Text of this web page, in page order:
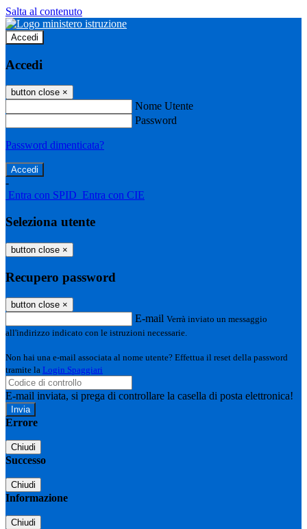
Salta al contenuto
Accedi
Accedi
button close ×
Nome Utente
Password
Password dimenticata?
-
Entra con SPID Entra con CIE
Seleziona utente
button close ×
Recupero password
button close ×
E-mail Verrà inviato un messaggio
all'indirizzo indicato con le istruzioni necessarie.
Non hai una e-mail associata al nome utente? Effettua il reset della password
tramite la Login Spaggiari
E-mail inviata, si prega di controllare la casella di posta elettronica!
Errore
Chiudi
Successo
Chiudi
Informazione
Chiudi